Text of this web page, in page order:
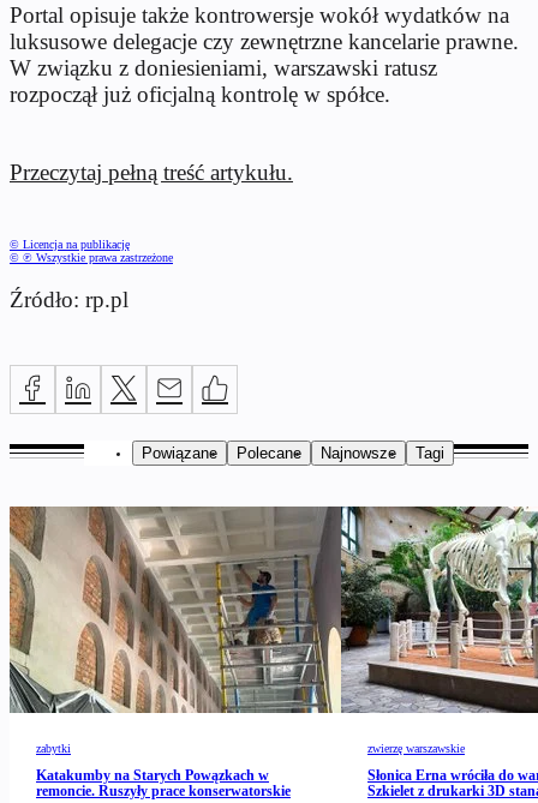
Portal opisuje także kontrowersje wokół wydatków na
luksusowe delegacje czy zewnętrzne kancelarie prawne.
W związku z doniesieniami, warszawski ratusz
rozpoczął już oficjalną kontrolę w spółce.
Przeczytaj pełną treść artykułu.
© Licencja na publikację
© ℗ Wszystkie prawa zastrzeżone
Źródło: rp.pl
Powiązane Polecane Najnowsze Tagi
zabytki
Katakumby na Starych Powązkach w
remoncie. Ruszyły prace konserwatorskie
zwierzę warszawskie
Słonica Erna wróciła do
Szkielet z drukarki 3D